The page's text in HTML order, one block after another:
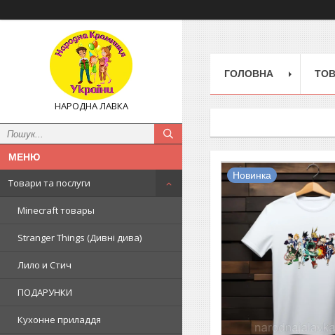
НАРОДНА ЛАВКА
Товари та послуги
Minecraft товары
Stranger Things (Дивні дива)
Лило и Стич
ПОДАРУНКИ
Кухонне приладдя
ГОЛОВНА
Новинка